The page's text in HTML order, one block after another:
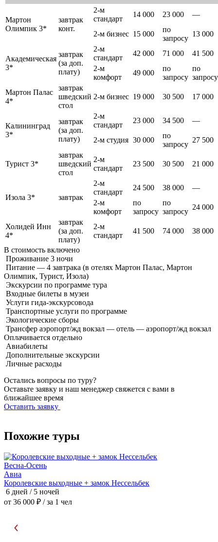
Мартон
Олимпик 3*
завтрак
конт.
2-м
стандарт
14 000 23 000 —
2-м бизнес 15 000
по
запросу
13 000
Академическая
3*
завтрак
(за доп.
плату)
2-м
стандарт
42 000 71 000
41 500
2-м
комфорт
49 000
по
запросу
по
запросу
Мартон Палас
4*
завтрак
шведский
стол
2-м бизнес 19 000 30 500 17 000
Калининград
3*
завтрак
(за доп.
плату)
2-м
стандарт
23 000 34 500 —
2-м студия 30 000
по
запросу
27 500
Турист 3*
завтрак
шведский
стол
2-м
стандарт
23 500 30 500 21 000
Изола 3* завтрак
2-м
стандарт
24 500 38 000
—
2-м
комфорт
по
запросу
по
запросу
24 000
Холидей Инн
4*
завтрак
(за доп.
плату)
2-м
стандарт
41 500 74 000 38 000
В стоимость включено
Проживание 3 ночи
Питание — 4 завтрака (в отелях Мартон Палас, Мартон
Олимпик, Турист, Изола)
Экскурсии по программе тура
Входные билеты в музеи
Услуги гида-экскурсовода
Транспортные услуги по программе
Экологические сборы
Трансфер аэропорт/жд вокзал — отель — аэропорт/жд вокзал
Оплачивается отдельно
Авиабилеты
Дополнительные экскурсии
Личные расходы
Остались вопросы по туру?
Оставьте заявку и наш менеджер свяжется с вами в
ближайшее время
Оставить заявку
Похожие туры
Весна-Осень
Авиа
Королевские выходные + замок Нессельбек
6 дней / 5 ночей
от 36 000 ₽ / за 1 чел